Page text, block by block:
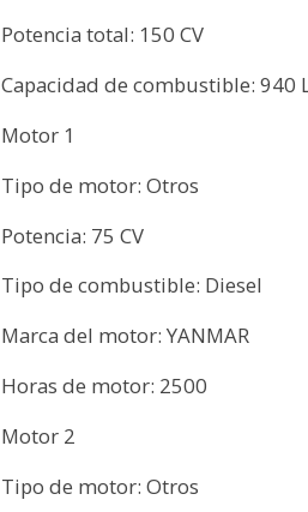
Potencia total: 150 CV
Capacidad de combustible: 940
Motor 1
Tipo de motor: Otros
Potencia: 75 CV
Tipo de combustible: Diesel
Marca del motor: YANMAR
Horas de motor: 2500
Motor 2
Tipo de motor: Otros